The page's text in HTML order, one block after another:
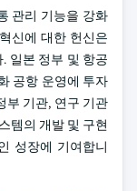
관리 기능을 강화
신에 대한 헌신은
일본 정부 및 항공
공항 운영에 투자
부 기관, 연구 기관
템의 개발 및 구현
성장에 기여합니